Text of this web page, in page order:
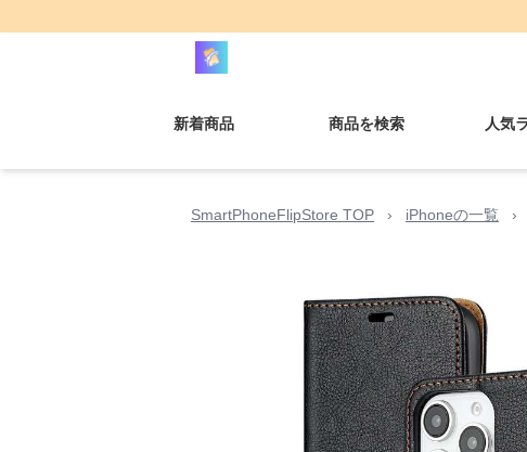
新着商品 商品を検索 人気
SmartPhoneFlipStore TOP › iPhoneの一覧 ›